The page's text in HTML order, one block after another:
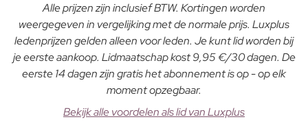
Alle prijzen zijn inclusief BTW. Kortingen worden
weergegeven in vergelijking met de normale prijs. Luxplus
ledenprijzen gelden alleen voor leden. Je kunt lid worden bij
je eerste aankoop. Lidmaatschap kost 9,95 €/30 dagen. De
eerste 14 dagen zijn gratis het abonnement is op - op elk
moment opzegbaar.
Bekijk alle voordelen als lid van Luxplus